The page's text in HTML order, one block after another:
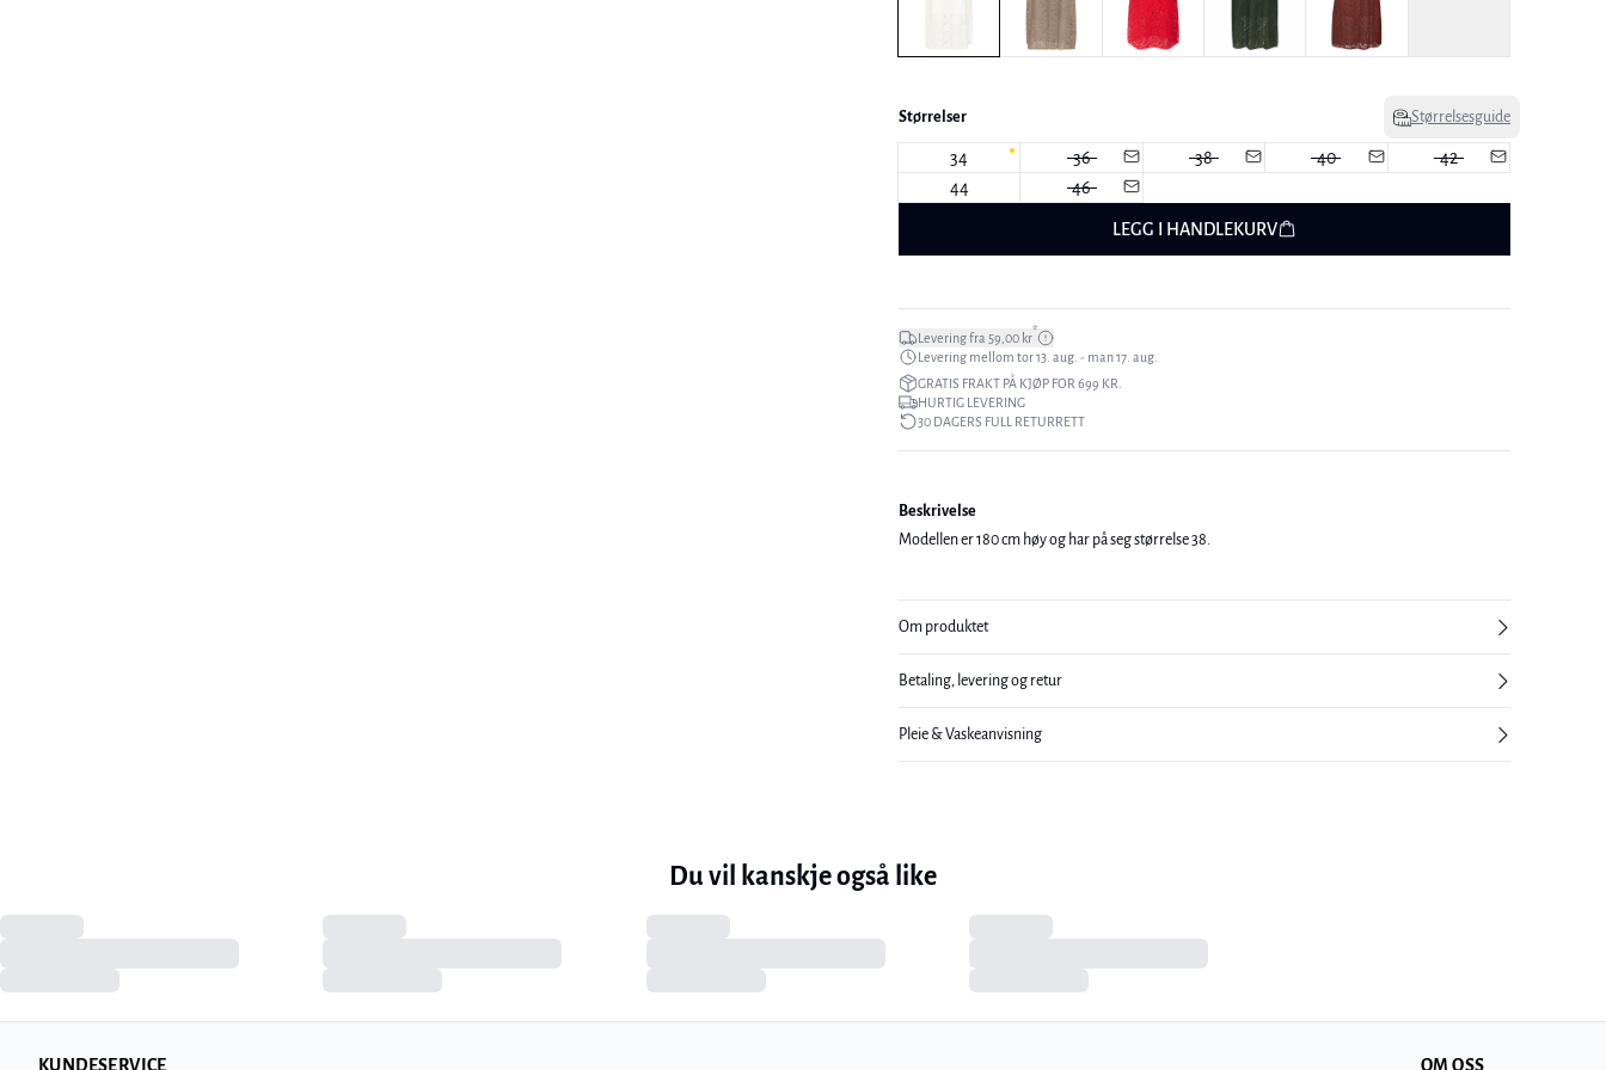
Størrelser Størrelsesguide
34 36 38 40
42
44
46
LEGG I HANDLEKURV
Levering fra 59,00 kr*
Levering mellom tor 13. aug. - man 17. aug.
GRATIS FRAKT PÅ KJØP FOR 699 KR.
HURTIG LEVERING
30 DAGERS FULL RETURRETT
Beskrivelse
Modellen er 180 cm høy og har på seg størrelse 38.
Om produktet
Betaling, levering og retur
Pleie & Vaskeanvisning
Du vil kanskje også like
KUNDESERVICE OM OSS